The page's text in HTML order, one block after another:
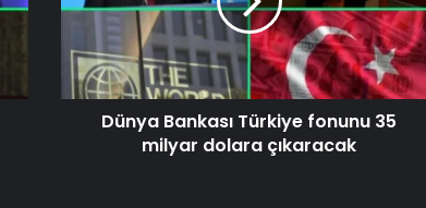
Dünya Bankası Türkiye fonunu 35
milyar dolara çıkaracak